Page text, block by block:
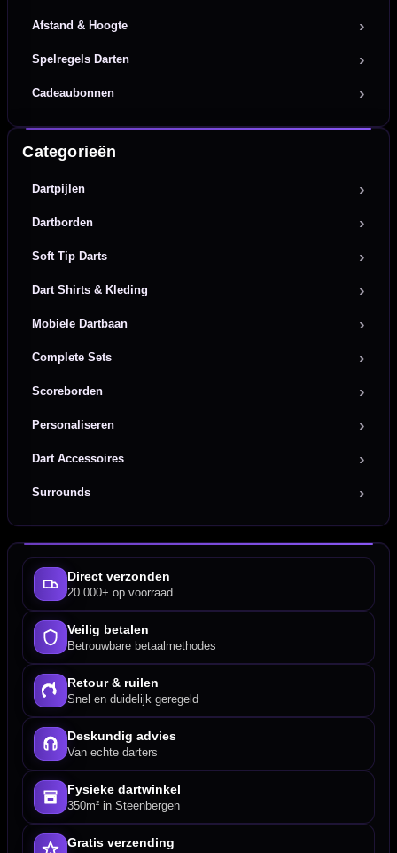
Afstand & Hoogte
Spelregels Darten
Cadeaubonnen
Categorieën
Dartpijlen
Dartborden
Soft Tip Darts
Dart Shirts & Kleding
Mobiele Dartbaan
Complete Sets
Scoreborden
Personaliseren
Dart Accessoires
Surrounds
Direct verzonden
20.000+ op voorraad
Veilig betalen
Betrouwbare betaalmethodes
Retour & ruilen
Snel en duidelijk geregeld
Deskundig advies
Van echte darters
Fysieke dartwinkel
350m² in Steenbergen
Gratis verzending